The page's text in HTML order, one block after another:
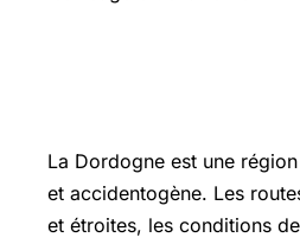
La Dordogne est une
et accidentogène. Les
et étroites, les conditions